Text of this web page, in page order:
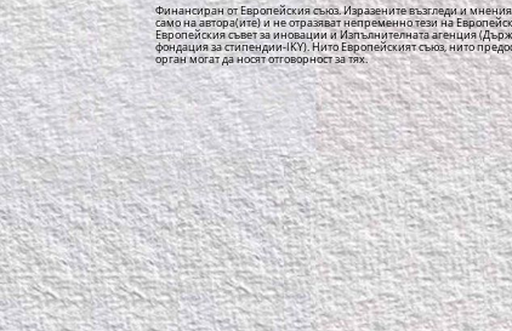
Финансиран от Европейския съюз. Изразените възгледи и мнения
само на автора(ите) и не отразяват непременно тези на
Европейския съвет за иновации и Изпълнителната агенция
фондация за стипендии-IKY). Нито Европейският съюз, нито
орган могат да носят отговорност за тях.